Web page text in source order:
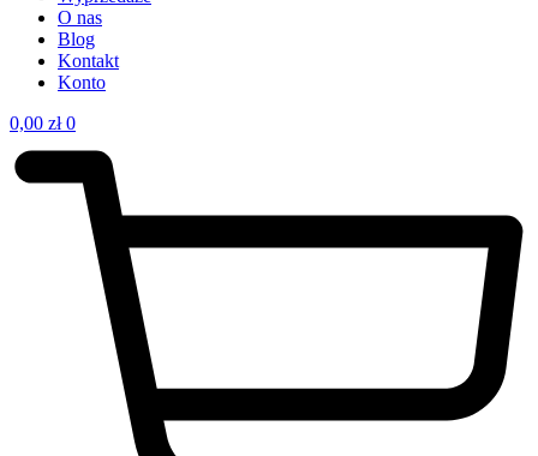
O nas
Blog
Kontakt
Konto
0,00 zł 0